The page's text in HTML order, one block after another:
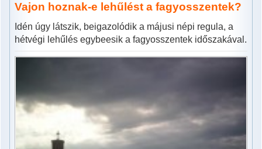
Vajon hoznak-e lehűlést a fagyosszentek?
Idén úgy látszik, beigazolódik a májusi népi regula, a
hétvégi lehűlés egybeesik a fagyosszentek időszakával.